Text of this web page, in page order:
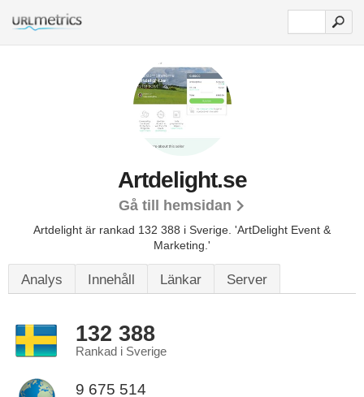
Artdelight.se
Gå till hemsidan
Artdelight är rankad 132 388 i Sverige. 'ArtDelight Event &
Marketing.'
Analys Innehåll Länkar Server
132 388
Rankad i Sverige
9 675 514